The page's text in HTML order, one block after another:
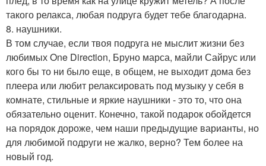
такого релакса, любая подруга будет тебе благодарна.
8. наушники.
В том случае, если твоя подруга не мыслит жизни без
любимых One Direction, Бруно марса, майли Сайрус или
кого бы то ни было еще, в общем, не выходит дома без
плеера или любит релаксировать под музыку у себя в
комнате, стильные и яркие наушники - это то, что она
обязательно оценит. Конечно, такой подарок обойдется
на порядок дороже, чем наши предыдущие варианты, но
для любимой подруги не жалко, верно? Тем более на
новый год.